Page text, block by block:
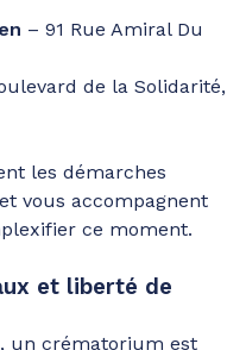
– 91 Rue Amiral Du
de la Solidarité,
les démarches
vous accompagnent
ce moment.
et liberté de
un crématorium est